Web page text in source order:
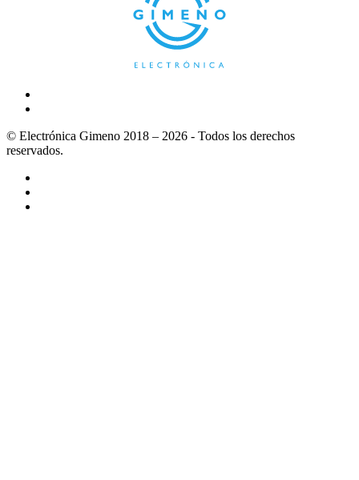
© Electrónica Gimeno 2018 – 2026 - Todos los derechos
reservados.